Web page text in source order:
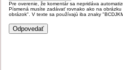
Pre overenie, že komentár sa nepridáva
Písmená musíte zadávať rovnako ako na
obrázok". V texte sa používajú iba znaky